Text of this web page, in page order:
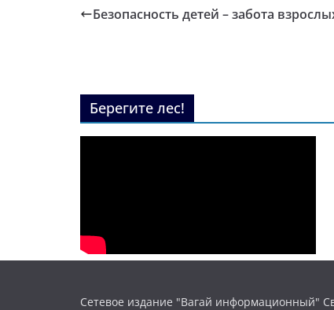
Безопасность детей – забота
Берегите лес!
Сетевое издание "Вагай информационный"